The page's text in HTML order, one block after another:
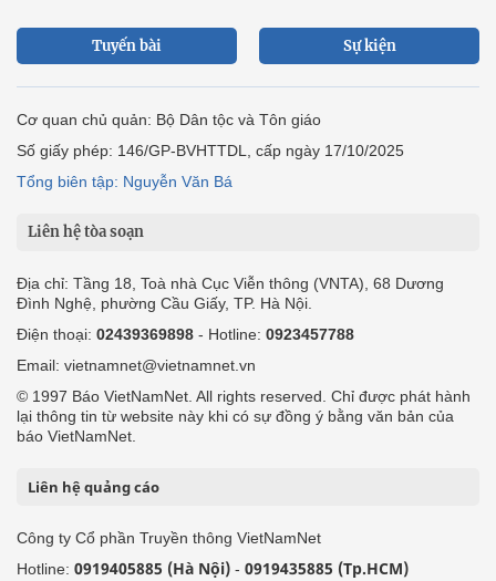
Tuyến bài Sự kiện
Cơ quan chủ quản: Bộ Dân tộc và Tôn giáo
Số giấy phép: 146/GP-BVHTTDL, cấp ngày 17/10/2025
Tổng biên tập: Nguyễn Văn Bá
Liên hệ tòa soạn
Địa chỉ: Tầng 18, Toà nhà Cục Viễn thông (VNTA), 68 Dương
Đình Nghệ, phường Cầu Giấy, TP. Hà Nội.
Điện thoại: 02439369898 - Hotline: 0923457788
Email: vietnamnet@vietnamnet.vn
© 1997 Báo VietNamNet. All rights reserved. Chỉ được phát hành
lại thông tin từ website này khi có sự đồng ý bằng văn bản của
báo VietNamNet.
Liên hệ quảng cáo
Công ty Cổ phần Truyền thông VietNamNet
Hotline: 0919405885 (Hà Nội) - 0919435885 (Tp.HCM)